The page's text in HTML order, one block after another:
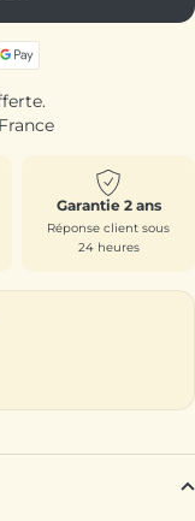
France
Garantie 2 ans
Réponse client sous
24 heures